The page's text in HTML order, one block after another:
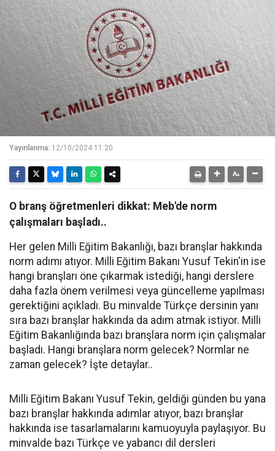
Yayınlanma: 12/10/2024 11:20
O branş öğretmenleri dikkat: Meb'de norm
çalışmaları başladı..
Her gelen Milli Eğitim Bakanlığı, bazı branşlar hakkında
norm adımı atıyor. Milli Eğitim Bakanı Yusuf Tekin'in ise
hangi branşları öne çıkarmak istediği, hangi derslere
daha fazla önem verilmesi veya güncelleme yapılması
gerektiğini açıkladı. Bu minvalde Türkçe dersinin yanı
sıra bazı branşlar hakkında da adım atmak istiyor. Milli
Eğitim Bakanlığında bazı branşlara norm için çalışmalar
başladı. Hangi branşlara norm gelecek? Normlar ne
zaman gelecek? İşte detaylar..
Milli Eğitim Bakanı Yusuf Tekin, geldiği günden bu yana
bazı branşlar hakkında adımlar atıyor, bazı branşlar
hakkında ise tasarlamalarını kamuoyuyla paylaşıyor. Bu
minvalde bazı Türkçe ve yabancı dil dersleri